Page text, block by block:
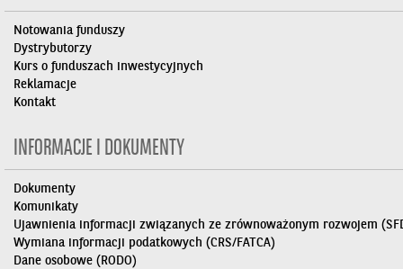
Notowania funduszy
Dystrybutorzy
Kurs o funduszach inwestycyjnych
Reklamacje
Kontakt
INFORMACJE I DOKUMENTY
Dokumenty
Komunikaty
Ujawnienia informacji związanych ze zrównoważonym rozwojem
Wymiana informacji podatkowych (CRS/FATCA)
Dane osobowe (RODO)